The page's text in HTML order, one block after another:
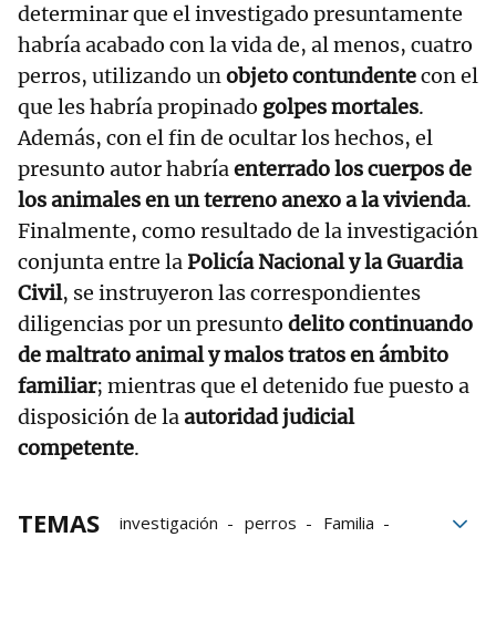
determinar que el investigado presuntamente
habría acabado con la vida de, al menos, cuatro
perros, utilizando unobjeto contundentecon el
que les habría propinado golpes mortales.
Además, con el fin de ocultar los hechos, el
presunto autor habríaenterrado los cuerpos de
los animales en un terreno anexo a la vivienda.
Finalmente, como resultado de la investigación
conjunta entre laPolicía Nacional y la Guardia
Civil, se instruyeron las correspondientes
diligencias por un presunto delito continuando
de maltrato animal y malos tratos en ámbito
familiar; mientras que el detenido fue puesto a
disposición de laautoridad judicial
competente.
TEMAS investigación perros
Familia